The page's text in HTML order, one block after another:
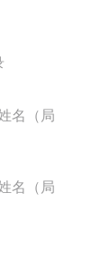
名（局
名（局